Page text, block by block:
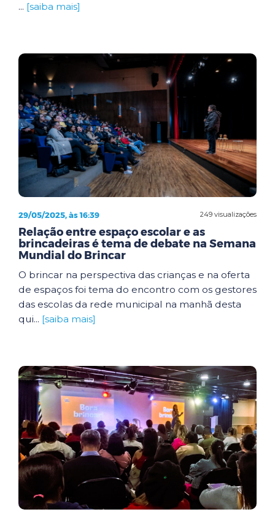
... [saiba mais]
249 visualizações
29/05/2025, às 16:39
Relação entre espaço escolar e as
brincadeiras é tema de debate na Semana
Mundial do Brincar
O brincar na perspectiva das crianças e na oferta
de espaços foi tema do encontro com os gestores
das escolas da rede municipal na manhã desta
qui... [saiba mais]